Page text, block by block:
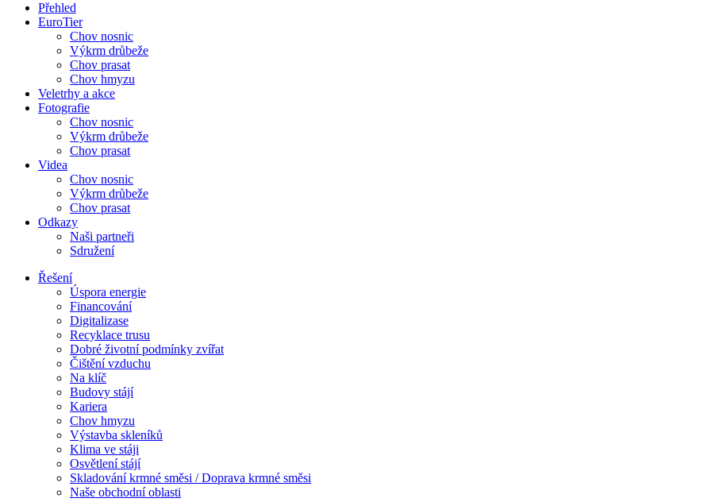
Přehled
EuroTier
Chov nosnic
Výkrm drůbeže
Chov prasat
Chov hmyzu
Veletrhy a akce
Fotografie
Chov nosnic
Výkrm drůbeže
Chov prasat
Videa
Chov nosnic
Výkrm drůbeže
Chov prasat
Odkazy
Naši partneři
Sdružení
Řešení
Úspora energie
Financování
Digitalizase
Recyklace trusu
Dobré životní podmínky zvířat
Čištění vzduchu
Na klíč
Budovy stájí
Kariera
Chov hmyzu
Výstavba skleníků
Klima ve stáji
Osvětlení stájí
Skladování krmné směsi / Doprava krmné směsi
Naše obchodní oblasti